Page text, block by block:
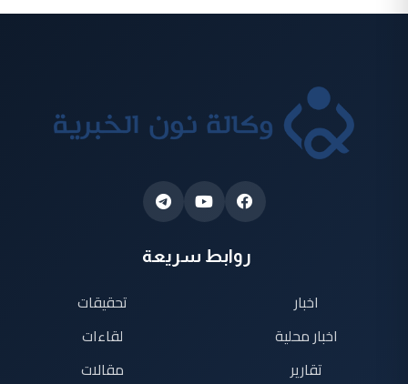
روابط سريعة
اخبار
اخبار محلية
تقارير
تحقيقات
لقاءات
مقالات